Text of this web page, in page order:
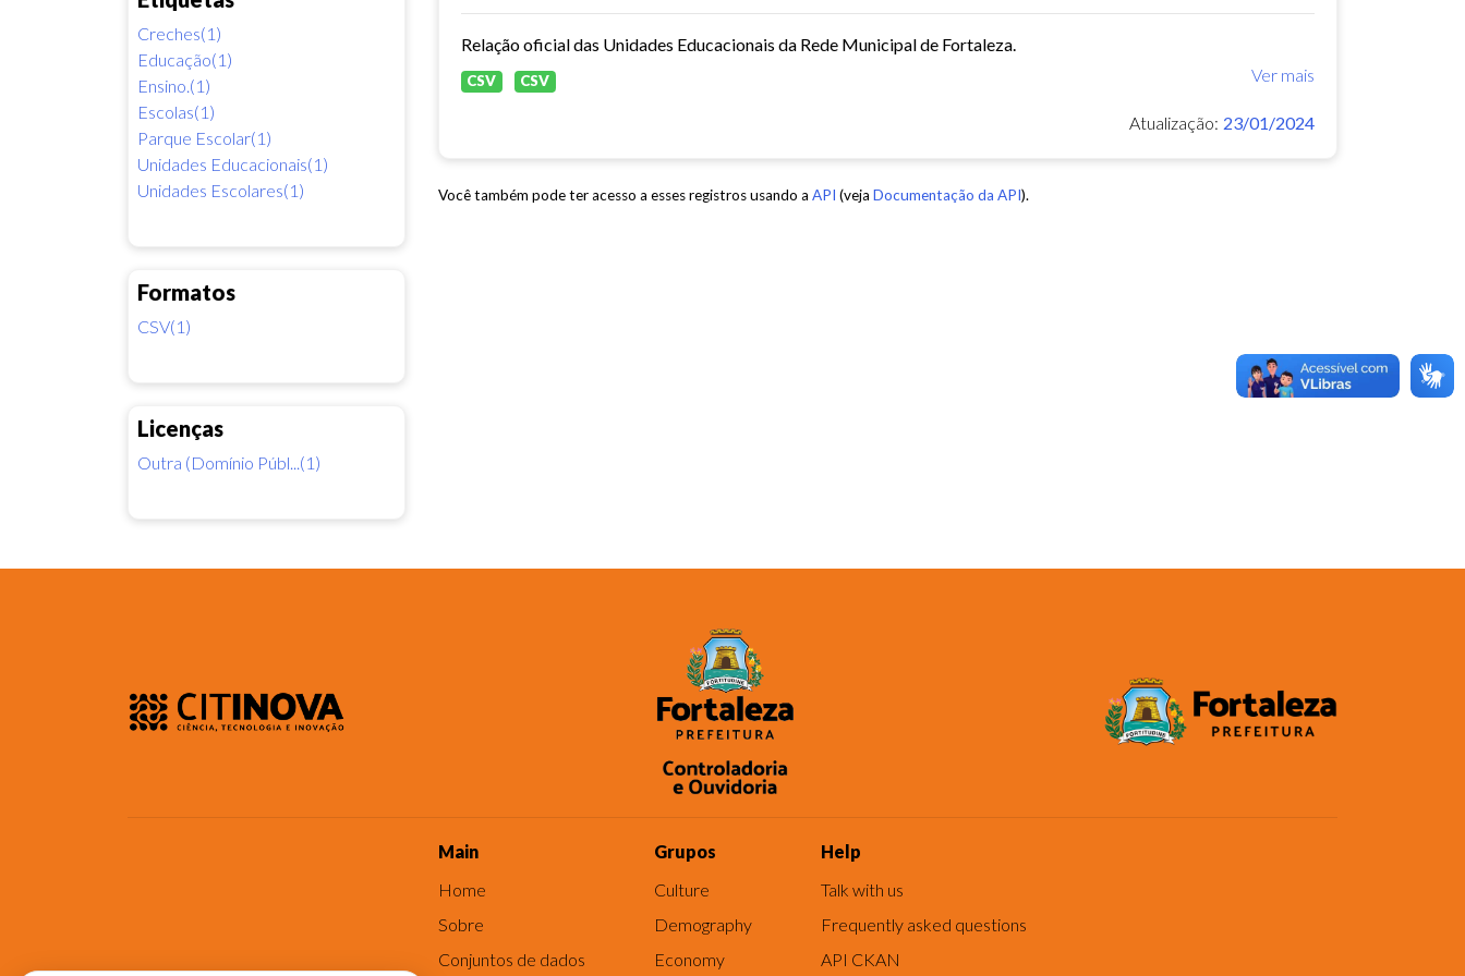
Creches(1)
Educação(1)
Ensino.(1)
Escolas(1)
Parque Escolar(1)
Unidades Educacionais(1)
Unidades Escolares(1)
Formatos
CSV(1)
Licenças
Outra (Domínio Públ...(1)
Relação oficial das Unidades Educacionais da Rede Municipal de Fortaleza.
Ver mais
CSV CSV
Atualização: 23/01/2024
Você também pode ter acesso a esses registros usando a API (veja Documentação da API).
Main
Home
Sobre
Conjuntos de dados
Grupos
Culture
Demography
Economy
Help
Talk with us
Frequently asked questions
API CKAN